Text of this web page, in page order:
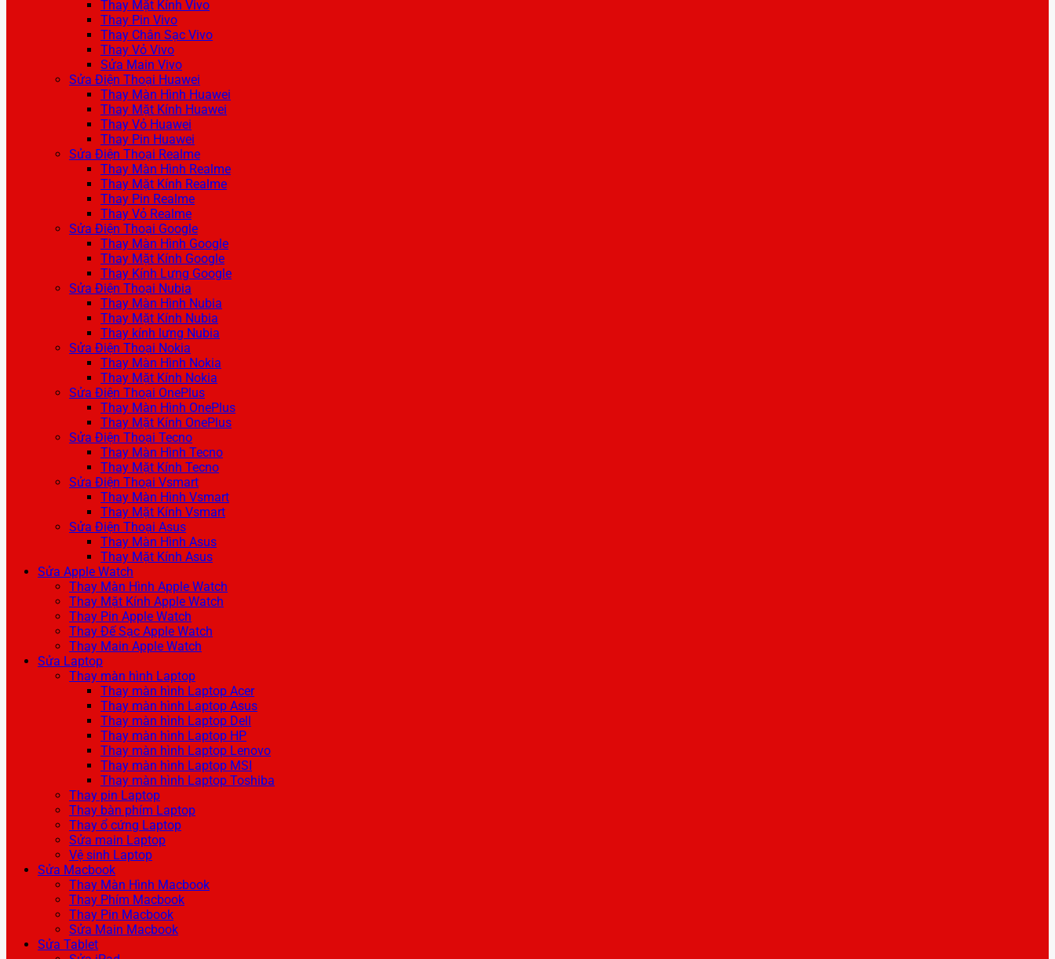
Thay Mặt Kính Vivo
Thay Pin Vivo
Thay Chân Sạc Vivo
Thay Vỏ Vivo
Sửa Main Vivo
Sửa Điện Thoại Huawei
Thay Màn Hình Huawei
Thay Mặt Kính Huawei
Thay Vỏ Huawei
Thay Pin Huawei
Sửa Điện Thoại Realme
Thay Màn Hình Realme
Thay Mặt Kính Realme
Thay Pin Realme
Thay Vỏ Realme
Sửa Điện Thoại Google
Thay Màn Hình Google
Thay Mặt Kính Google
Thay Kính Lưng Google
Sửa Điện Thoại Nubia
Thay Màn Hình Nubia
Thay Mặt Kính Nubia
Thay kính lưng Nubia
Sửa Điện Thoại Nokia
Thay Màn Hình Nokia
Thay Mặt Kính Nokia
Sửa Điện Thoại OnePlus
Thay Màn Hình OnePlus
Thay Mặt Kính OnePlus
Sửa Điện Thoại Tecno
Thay Màn Hình Tecno
Thay Mặt Kính Tecno
Sửa Điện Thoại Vsmart
Thay Màn Hình Vsmart
Thay Mặt Kính Vsmart
Sửa Điện Thoại Asus
Thay Màn Hình Asus
Thay Mặt Kính Asus
Sửa Apple Watch
Thay Màn Hình Apple Watch
Thay Mặt Kính Apple Watch
Thay Pin Apple Watch
Thay Đế Sạc Apple Watch
Thay Main Apple Watch
Sửa Laptop
Thay màn hình Laptop
Thay màn hình Laptop Acer
Thay màn hình Laptop Asus
Thay màn hình Laptop Dell
Thay màn hình Laptop HP
Thay màn hình Laptop Lenovo
Thay màn hình Laptop MSI
Thay màn hình Laptop Toshiba
Thay pin Laptop
Thay bàn phím Laptop
Thay ổ cứng Laptop
Sửa main Laptop
Vệ sinh Laptop
Sửa Macbook
Thay Màn Hình Macbook
Thay Phím Macbook
Thay Pin Macbook
Sửa Main Macbook
Sửa Tablet